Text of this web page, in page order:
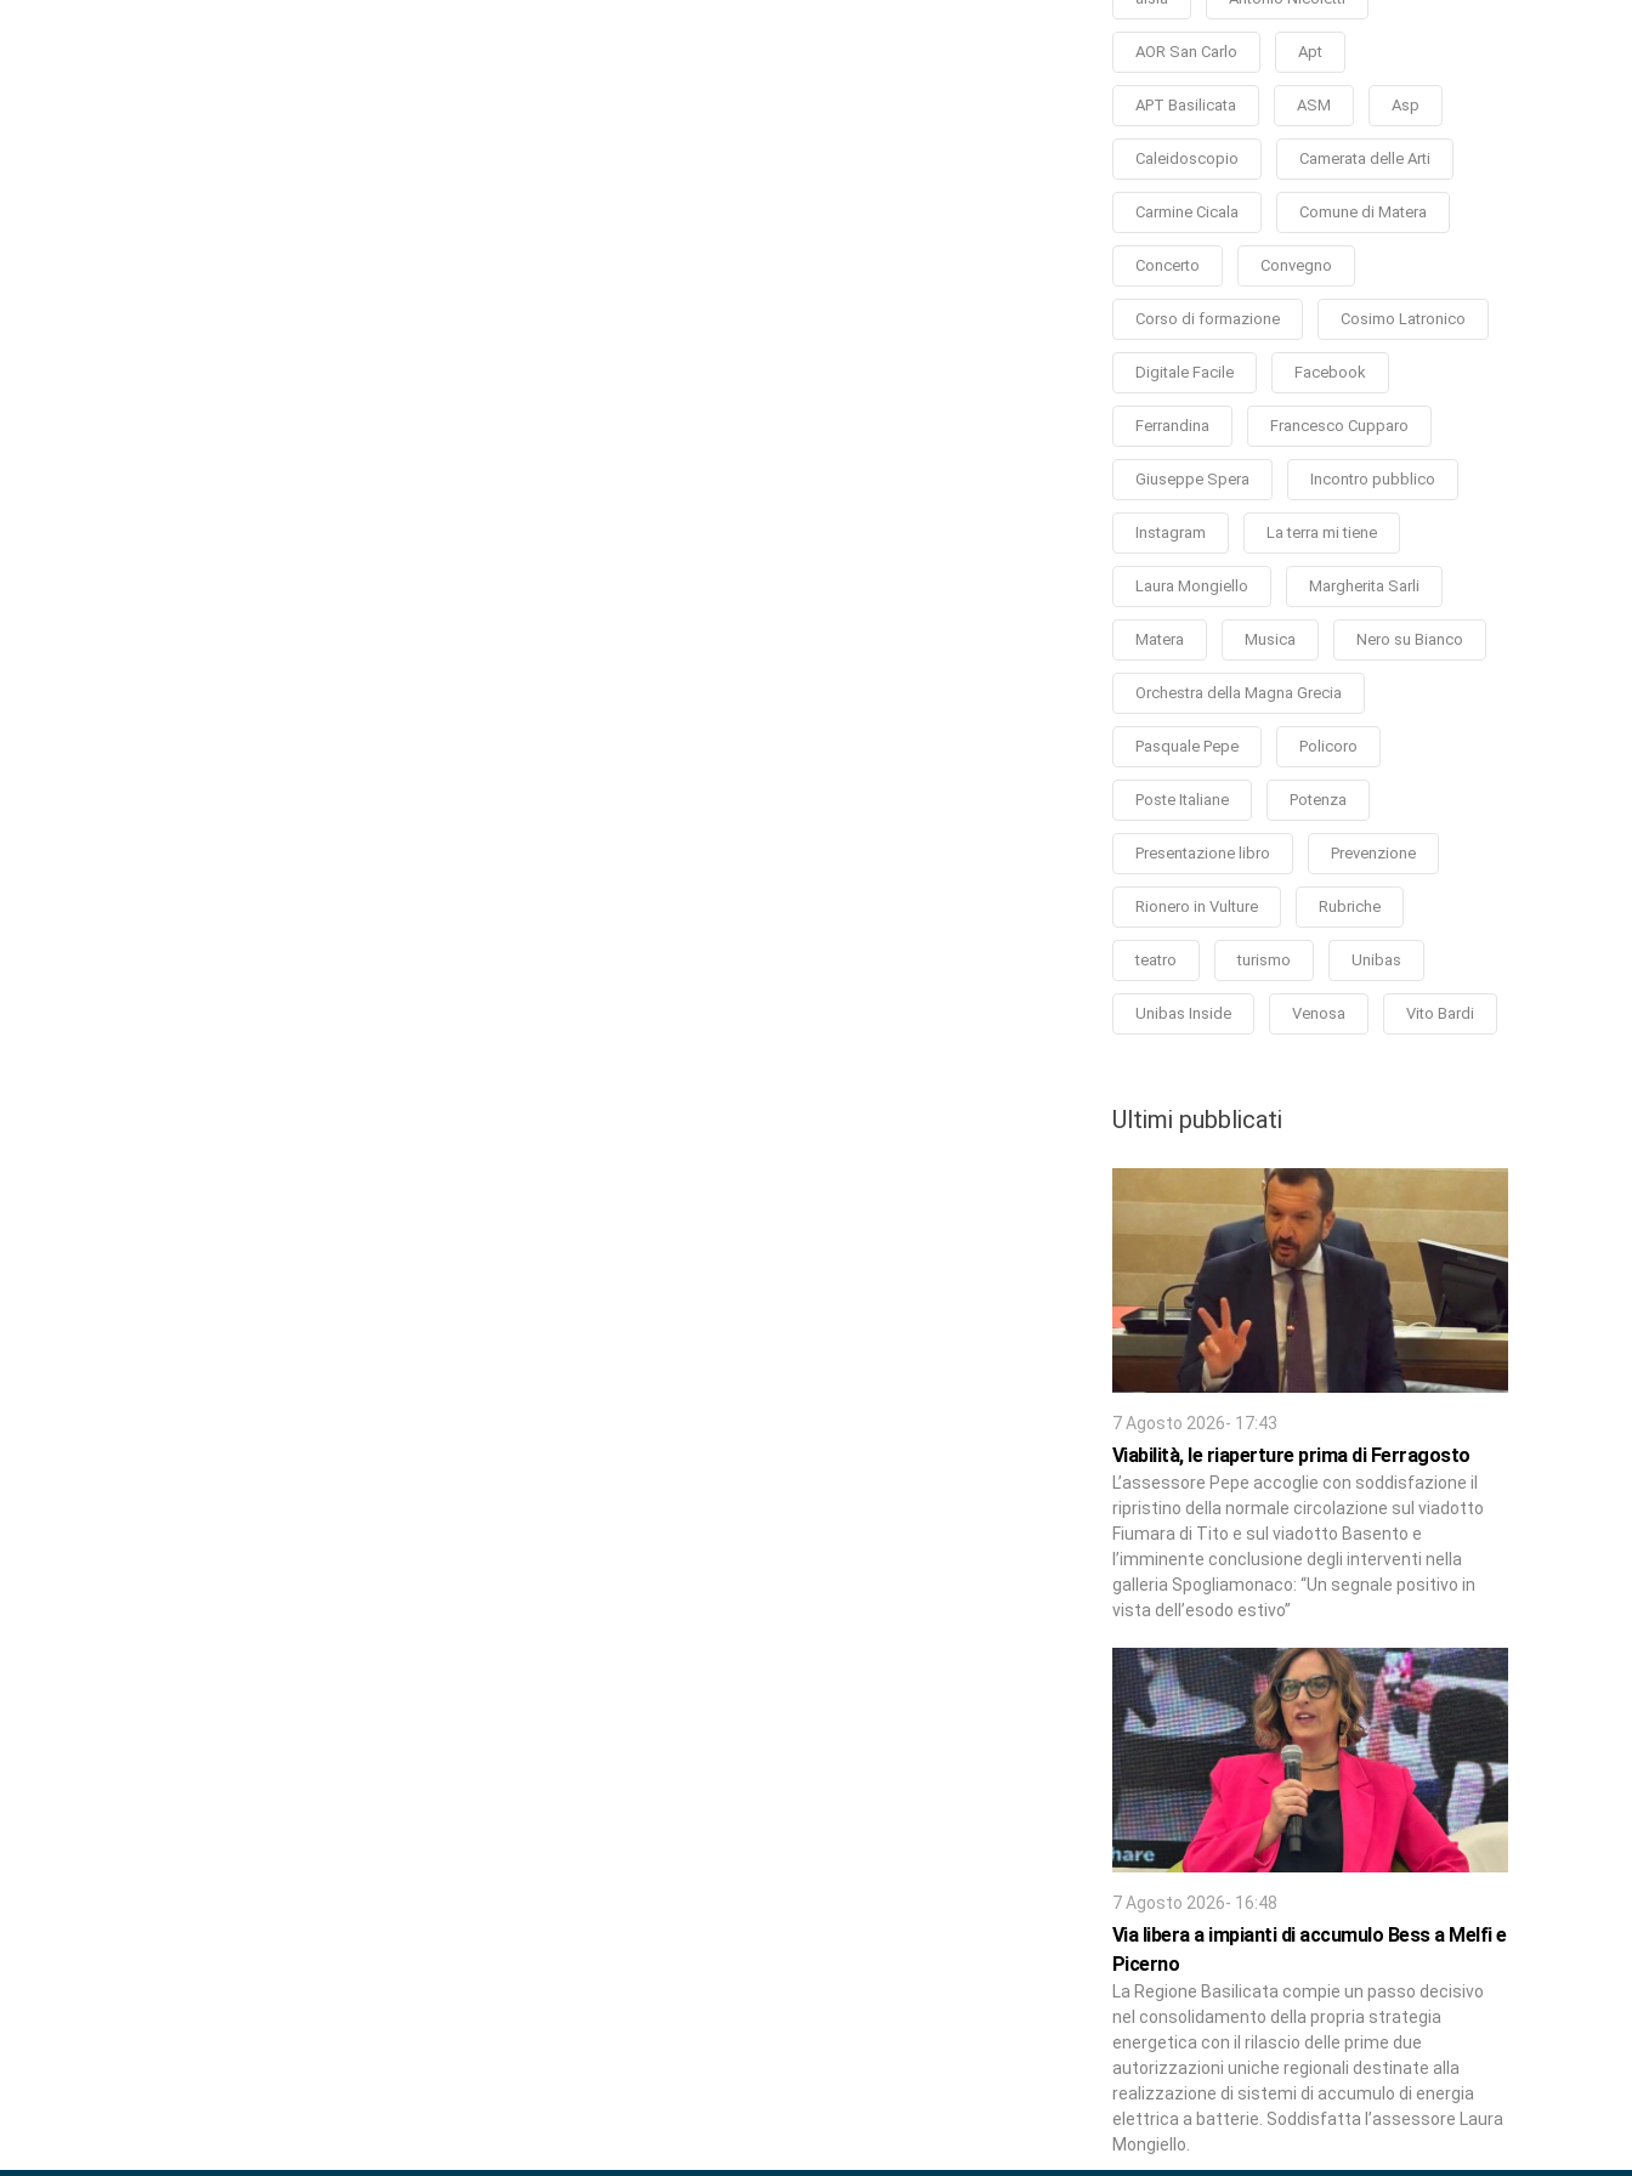
AOR San Carlo Apt
APT Basilicata ASM Asp
Caleidoscopio Camerata delle Arti
Carmine Cicala Comune di Matera
Concerto Convegno
Corso di formazione Cosimo Latronico
Digitale Facile Facebook
Ferrandina Francesco Cupparo
Giuseppe Spera Incontro pubblico
Instagram La terra mi tiene
Laura Mongiello Margherita Sarli
Matera Musica Nero su Bianco
Orchestra della Magna Grecia
Pasquale Pepe Policoro
Poste Italiane Potenza
Presentazione libro Prevenzione
Rionero in Vulture Rubriche
teatro turismo Unibas
Unibas Inside Venosa Vito Bardi
Ultimi pubblicati
7 Agosto 2026- 17:43
Viabilità, le riaperture prima di Ferragosto
L’assessore Pepe accoglie con soddisfazione il
ripristino della normale circolazione sul viadotto
Fiumara di Tito e sul viadotto Basento e
l’imminente conclusione degli interventi nella
galleria Spogliamonaco: “Un segnale positivo in
vista dell’esodo estivo”
7 Agosto 2026- 16:48
Via libera a impianti di accumulo Bess a Melfi e
Picerno
La Regione Basilicata compie un passo decisivo
nel consolidamento della propria strategia
energetica con il rilascio delle prime due
autorizzazioni uniche regionali destinate alla
realizzazione di sistemi di accumulo di energia
elettrica a batterie. Soddisfatta l’assessore Laura
Mongiello.